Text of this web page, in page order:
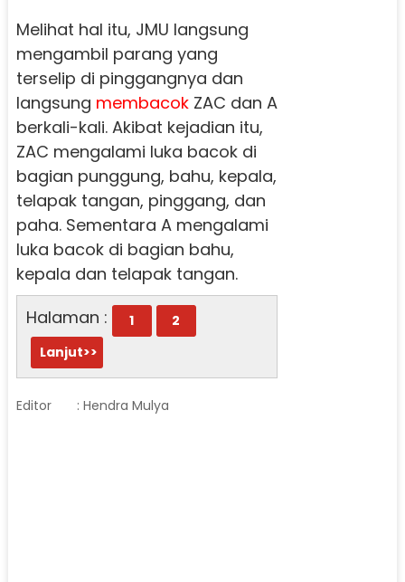
Melihat hal itu, JMU langsung
mengambil parang yang
terselip di pinggangnya dan
langsung membacokZAC dan A
berkali-kali. Akibat kejadian itu,
ZAC mengalami luka bacok di
bagian punggung, bahu, kepala,
telapak tangan, pinggang, dan
paha. Sementara A mengalami
luka bacok di bagian bahu,
kepala dan telapak tangan.
Halaman :
1
2
Lanjut>>
Editor : Hendra Mulya